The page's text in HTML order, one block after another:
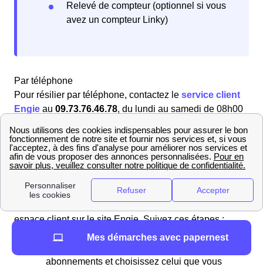
Relevé de compteur (optionnel si vous
avez un compteur Linky)
Par téléphone
Pour résilier par téléphone, contactez le service client
Engie au 09.73.76.46.78, du lundi au samedi de 08h00
gratuit). Les conseillers vous assisteront dans vos
démarches pour votre logement à Ozoir-La-Ferrière
(77330).
En ligne
Vous pouvez également résilier en ligne via votre
espace client sur le site Engie. Suivez ces étapes :
Connectez-vous à "Mon espace client".
abonnements et choisissez celui que vous
Mes démarches avec papernest